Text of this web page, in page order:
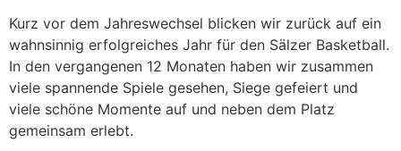
Kurz vor dem Jahreswechsel blicken wir zurück auf ein
wahnsinnig erfolgreiches Jahr für den Sälzer Basketball.
In den vergangenen 12 Monaten haben wir zusammen
viele spannende Spiele gesehen, Siege gefeiert und
viele schöne Momente auf und neben dem Platz
gemeinsam erlebt.